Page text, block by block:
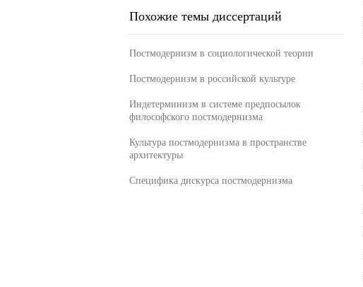
Похожие темы диссертаций
Постмодернизм в социологической теории
Постмодернизм в российской культуре
Индетерминизм в системе предпосылок
философского постмодернизма
Культура постмодернизма в пространстве
архитектуры
Специфика дискурса постмодернизма